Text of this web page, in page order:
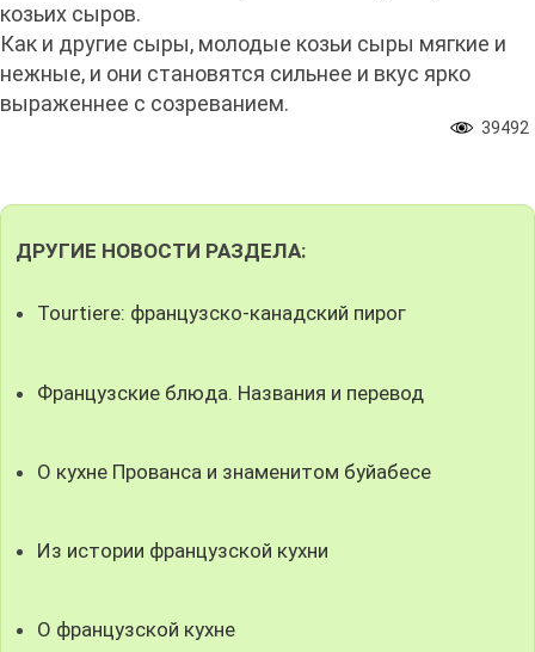
козьих сыров.
Как и другие сыры, молодые козьи сыры мягкие и
нежные, и они становятся сильнее и вкус ярко
выраженнее с созреванием.
39492
ДРУГИЕ НОВОСТИ РАЗДЕЛА:
Tourtiere: французско-канадский пирог
Французские блюда. Названия и перевод
О кухне Прованса и знаменитом буйабесе
Из истории французской кухни
О французской кухне